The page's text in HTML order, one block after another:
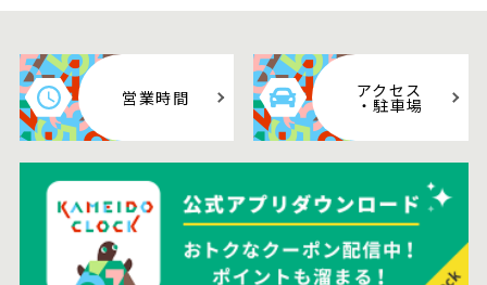
営業時間 アクセス
・駐車場